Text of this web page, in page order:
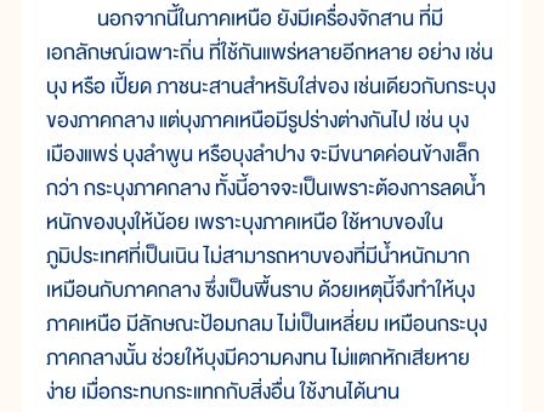
นอกจากนี้ในภาคเหนือ ยังมีเครื่องจักสาน ที่มี
เอกลักษณ์เฉพาะถิ่น ที่ใช้กันแพร่หลายอีกหลาย อย่าง เช่น
บุง หรือ เปี้ยด ภาชนะสานสำหรับใส่ของ เช่นเดียวกับกระบุง
ของภาคกลาง แต่บุงภาคเหนือมีรูปร่างต่างกันไป เช่น บุง
เมืองแพร่ บุงลำพูน หรือบุงลำปาง จะมีขนาดค่อนข้างเล็ก
กว่า กระบุงภาคกลาง ทั้งนี้อาจจะเป็นเพราะต้องการลดน้ำ
หนักของบุงให้น้อย เพราะบุงภาคเหนือ ใช้หาบของใน
ภูมิประเทศที่เป็นเนิน ไม่สามารถหาบของที่มีน้ำหนักมาก
เหมือนกับภาคกลาง ซึ่งเป็นพื้นราบ ด้วยเหตุนี้จึงทำให้บุง
ภาคเหนือ มีลักษณะป้อมกลม ไม่เป็นเหลี่ยม เหมือนกระบุง
ภาคกลางนั้น ช่วยให้บุงมีความคงทน ไม่แตกหักเสียหาย
ง่าย เมื่อกระทบกระแทกกับสิ่งอื่น ใช้งานได้นาน